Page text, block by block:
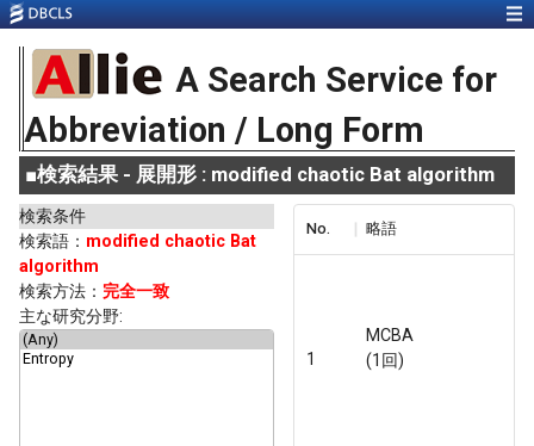
A Search Service for
Abbreviation / Long Form
■検索結果 - 展開形 : modified chaotic Bat algorithm
検索条件
検索語： modified chaotic Bat
algorithm
検索方法： 完全一致
主な研究分野:
No. 略語
1
MCBA
(1回)